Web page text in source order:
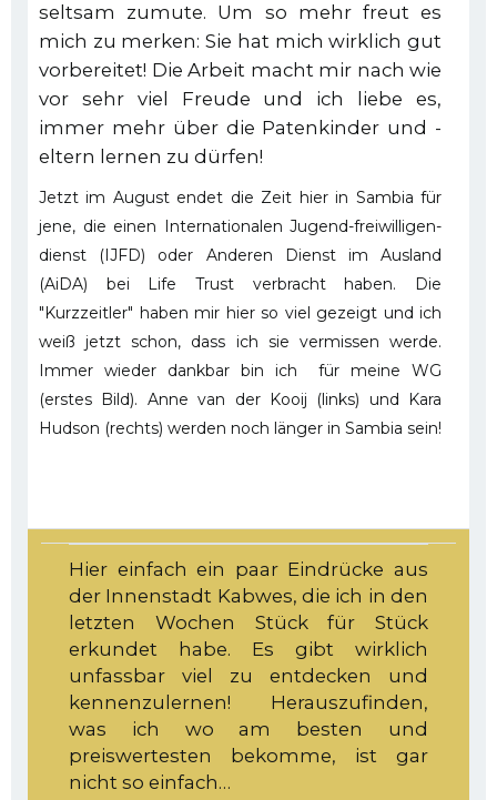
seltsam zumute. Um so mehr freut es
mich zu merken: Sie hat mich wirklich gut
vorbereitet! Die Arbeit macht mir nach wie
vor sehr viel Freude und ich liebe es,
immer mehr über die Patenkinder und -
eltern lernen zu dürfen!
Jetzt im August endet die Zeit hier in Sambia für
jene, die einen Internationalen Jugend-freiwilligen-
dienst (IJFD) oder Anderen Dienst im Ausland
(AiDA) bei Life Trust verbracht haben. Die
"Kurzzeitler" haben mir hier so viel gezeigt und ich
weiß jetzt schon, dass ich sie vermissen werde.
Immer wieder dankbar bin ich für meine WG
(erstes Bild). Anne van der Kooij (links) und Kara
Hudson (rechts) werden noch länger in Sambia sein!
Hier einfach ein paar Eindrücke aus
der Innenstadt Kabwes, die ich in den
letzten Wochen Stück für Stück
erkundet habe. Es gibt wirklich
unfassbar viel zu entdecken und
kennenzulernen! Herauszufinden,
was ich wo am besten und
preiswertesten bekomme, ist gar
nicht so einfach…